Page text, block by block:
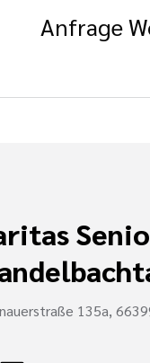
Anfrage
135a,